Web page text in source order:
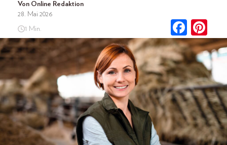
Von Online Redaktion
28. Mai 2026
1 Min.